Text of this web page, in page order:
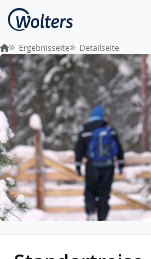
Ergebnisseite Detailseite